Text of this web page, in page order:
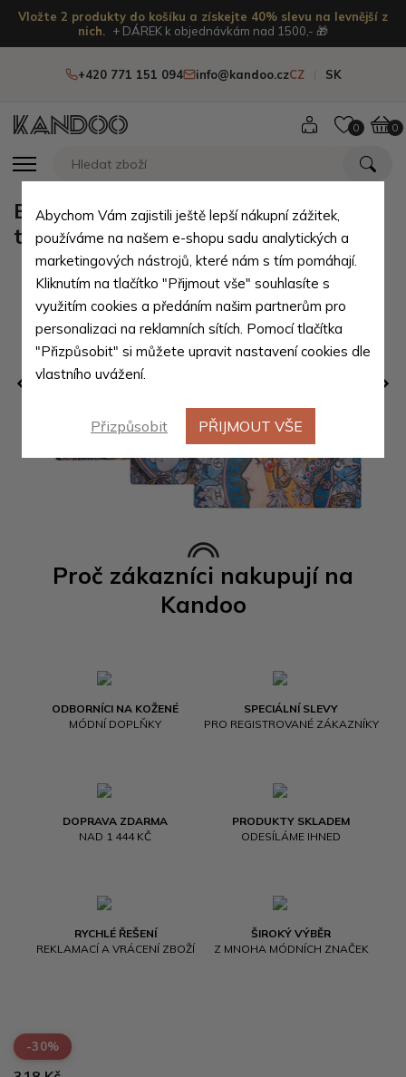
Vložte 2 produkty do košíku a získejte 40% slevu na levnější z
nich.
+ DÁREK k objednávkám nad 1500,- 🎁
+420 771 151 094 info@kandoo.czCZ SK
0 0
Proč zákazníci nakupují na
Kandoo
ODBORNÍCI NA KOŽENÉ
MÓDNÍ DOPLŇKY
SPECIÁLNÍ SLEVY
PRO REGISTROVANÉ ZÁKAZNÍKY
DOPRAVA ZDARMA
NAD 1 444 KČ
PRODUKTY SKLADEM
ODESÍLÁME IHNED
RYCHLÉ ŘEŠENÍ
REKLAMACÍ A VRÁCENÍ ZBOŽÍ
ŠIROKÝ VÝBĚR
Z MNOHA MÓDNÍCH ZNAČEK
Barevný stylový dámský set 3
taštiček Mucha
-30%
Abychom Vám zajistili ještě lepší nákupní zážitek,
používáme na našem e-shopu sadu analytických a
marketingových nástrojů, které nám s tím pomáhají.
Kliknutím na tlačítko "Přijmout vše" souhlasíte s
využitím cookies a předáním našim partnerům pro
personalizaci na reklamních sítích. Pomocí tlačítka
"Přizpůsobit" si můžete upravit nastavení cookies dle
vlastního uvážení.
Přizpůsobit PŘIJMOUT VŠE